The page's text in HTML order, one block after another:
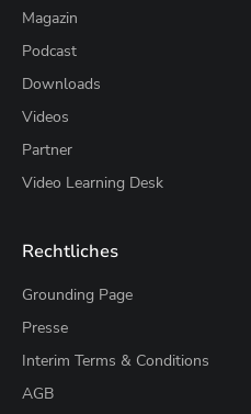
Magazin
Podcast
Downloads
Videos
Partner
Video Learning Desk
Rechtliches
Grounding Page
Presse
Interim Terms & Conditions
AGB